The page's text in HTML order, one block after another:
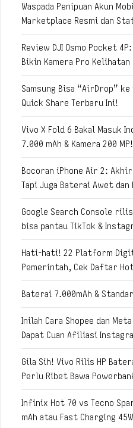
Waspada Penipuan Akun
Marketplace Resmi dan
Review DJI Osmo Pocket
Bikin Kamera Pro
Samsung Bisa “AirDrop”
Quick Share Terbaru Ini!
Vivo X Fold 6 Bakal Masuk
7.000 mAh & Kamera 200 MP!
Bocoran iPhone Air 2:
Tapi Juga Baterai Awet dan
Google Search Console
bisa pantau TikTok &
Hati-hati! 22 Platform
Pemerintah, Cek Daftar
Baterai 7.000mAh &
Inilah Cara Shopee dan
Dapat Cuan Afiliasi
Gila Sih! Vivo Rilis HP
Perlu Ribet Bawa
Infinix Hot 70 vs Tecno
mAh atau Fast Charging